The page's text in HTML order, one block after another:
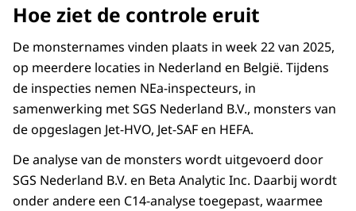
Hoe ziet de controle eruit
De monsternames vinden plaats in week 22 van 2025,
op meerdere locaties in Nederland en België. Tijdens
de inspecties nemen NEa-inspecteurs, in
samenwerking met SGS Nederland B.V., monsters van
de opgeslagen Jet-HVO, Jet-SAF en HEFA.
De analyse van de monsters wordt uitgevoerd door
SGS Nederland B.V. en Beta Analytic Inc. Daarbij wordt
onder andere een C14-analyse toegepast, waarmee